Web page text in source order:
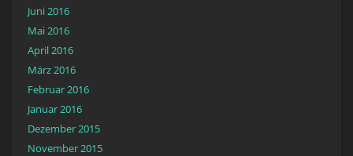
Juni 2016
Mai 2016
April 2016
März 2016
Februar 2016
Januar 2016
Dezember 2015
November 2015